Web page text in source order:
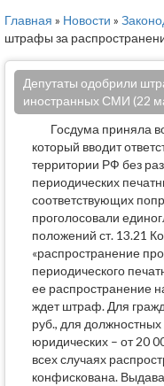
Главная » Новости »
штрафы за
Депутаты одобрили
иностранных СМИ (22
Госдума приняла
который вводит
территории РФ без
периодических
соответствующих
проголосовали
положений ст. 13.21
«распространение
периодического
ее распространение
ждет штраф. Для
руб., для
юридических – от 20
всех случаях
конфискована.